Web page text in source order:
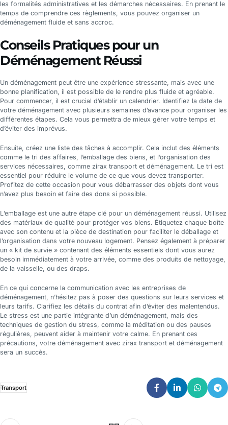
les formalités administratives et les démarches nécessaires. En prenant le
temps de comprendre ces règlements, vous pouvez organiser un
déménagement fluide et sans accroc.
Conseils Pratiques pour un
Déménagement Réussi
Un déménagement peut être une expérience stressante, mais avec une
bonne planification, il est possible de le rendre plus fluide et agréable.
Pour commencer, il est crucial d’établir un calendrier. Identifiez la date de
votre déménagement avec plusieurs semaines d’avance pour organiser les
différentes étapes. Cela vous permettra de mieux gérer votre temps et
d’éviter des imprévus.
Ensuite, créez une liste des tâches à accomplir. Cela inclut des éléments
comme le tri des affaires, l’emballage des biens, et l’organisation des
services nécessaires, comme zirax transport et déménagement. Le tri est
essentiel pour réduire le volume de ce que vous devez transporter.
Profitez de cette occasion pour vous débarrasser des objets dont vous
n’avez plus besoin et faire des dons si possible.
L’emballage est une autre étape clé pour un déménagement réussi. Utilisez
des matériaux de qualité pour protéger vos biens. Étiquetez chaque boîte
avec son contenu et la pièce de destination pour faciliter le déballage et
l’organisation dans votre nouveau logement. Pensez également à préparer
un « kit de survie » contenant des éléments essentiels dont vous aurez
besoin immédiatement à votre arrivée, comme des produits de nettoyage,
de la vaisselle, ou des draps.
En ce qui concerne la communication avec les entreprises de
déménagement, n’hésitez pas à poser des questions sur leurs services et
leurs tarifs. Clarifiez les détails du contrat afin d’éviter des malentendus.
Le stress est une partie intégrante d’un déménagement, mais des
techniques de gestion du stress, comme la méditation ou des pauses
régulières, peuvent aider à maintenir votre calme. En prenant ces
précautions, votre déménagement avec zirax transport et déménagement
sera un succès.
Transport